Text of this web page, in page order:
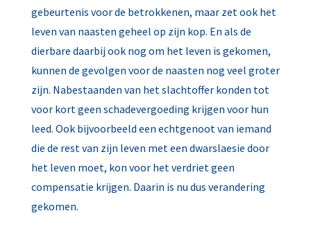
gebeurtenis voor de betrokkenen, maar zet ook het
leven van naasten geheel op zijn kop. En als de
dierbare daarbij ook nog om het leven is gekomen,
kunnen de gevolgen voor de naasten nog veel groter
zijn. Nabestaanden van het slachtoffer konden tot
voor kort geen schadevergoeding krijgen voor hun
leed. Ook bijvoorbeeld een echtgenoot van iemand
die de rest van zijn leven met een dwarslaesie door
het leven moet, kon voor het verdriet geen
compensatie krijgen. Daarin is nu dus verandering
gekomen.